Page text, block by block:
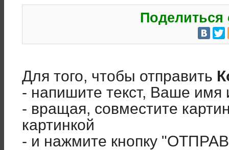
Поделиться
Для того, чтобы отправить
- напишите текст, Ваше имя
- вращая, совместите
картинкой
- и нажмите кнопку